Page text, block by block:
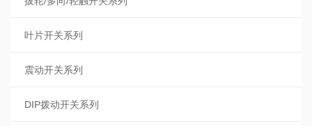
叶片开关系列
震动开关系列
DIP拨动开关系列